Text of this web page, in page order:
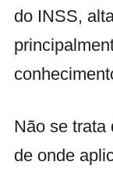
do INSS,
Não se trata
de onde